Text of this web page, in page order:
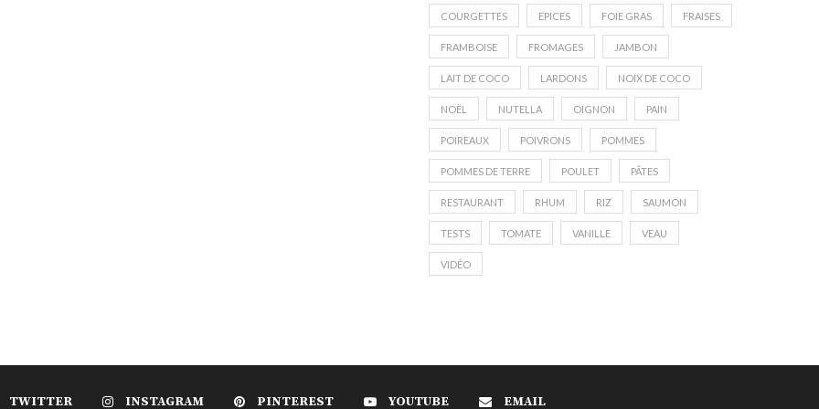
COURGETTES EPICES FOIE GRAS FRAISES
FRAMBOISE FROMAGES JAMBON
LAIT DE COCO LARDONS NOIX DE COCO
NOËL NUTELLA OIGNON PAIN
POIREAUX POIVRONS POMMES
POMMES DE TERRE POULET PÂTES
RESTAURANT RHUM RIZ SAUMON
TESTS TOMATE VANILLE VEAU
VIDÉO
TWITTER INSTAGRAM PINTEREST YOUTUBE EMAIL